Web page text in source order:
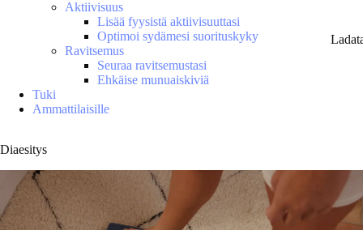
Aktiivisuus
Lisää fyysistä aktiivisuuttasi
Optimoi sydämesi suorituskyky
Ravitsemus
Seuraa ravitsemustasi
Ehkäise munuaiskiviä
Tuki
Ammattilaisille
Diaesitys